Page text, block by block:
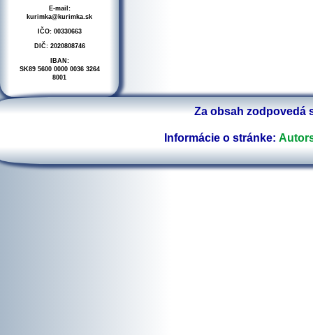
E-mail:
kurimka@kurimka.sk
IČO: 00330663
DIČ: 2020808746
IBAN:
SK89 5600 0000 0036 3264
8001
Za obsah zodpovedá
Informácie o stránke: